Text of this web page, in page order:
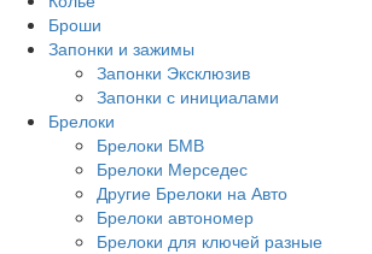
Броши
Запонки и зажимы
Запонки Эксклюзив
Запонки с инициалами
Брелоки
Брелоки БМВ
Брелоки Мерседес
Другие Брелоки на Авто
Брелоки автономер
Брелоки для ключей разные